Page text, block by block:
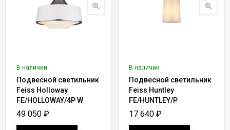
В наличии
Подвесной светильник
Feiss Holloway
FE/HOLLOWAY/4P W
49 050 ₽
В наличии
Подвесной светильник
Feiss Huntley
FE/HUNTLEY/P
17 640 ₽